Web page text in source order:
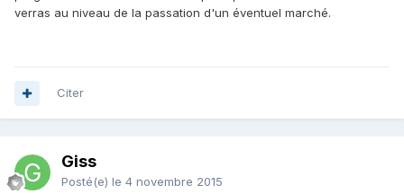
verras au niveau de la passation d'un éventuel marché.
Citer
Giss
Posté(e) le 4 novembre 2015